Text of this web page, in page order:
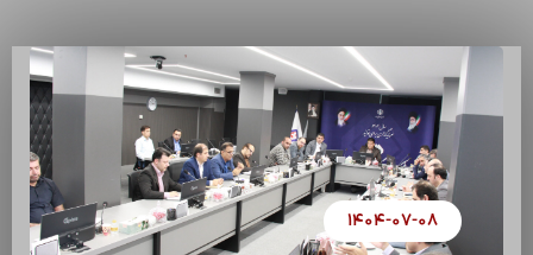
۱۴۰۴-۰۷-۰۸